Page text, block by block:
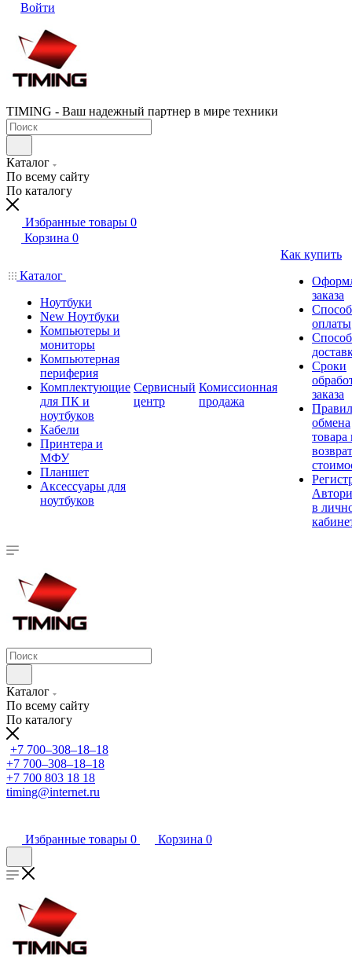
Войти
TIMING - Ваш надежный партнер в мире техники
Каталог
По всему сайту
По каталогу
Избранные товары 0
Корзина 0
Каталог
Ноутбуки
New Ноутбуки
Компьютеры и
мониторы
Компьютерная
периферия
Комплектующие
для ПК и
ноутбуков
Кабели
Принтера и
МФУ
Планшет
Аксессуары для
ноутбуков
Сервисный
центр
Комиссионная
продажа
Как купить
заказа
оплаты
Сроки
заказа
обмена
товара
в
Каталог
По всему сайту
По каталогу
+7 700‒308‒18‒18
+7 700‒308‒18‒18
+7 700 803 18 18
timing@internet.ru
Избранные товары 0 Корзина 0